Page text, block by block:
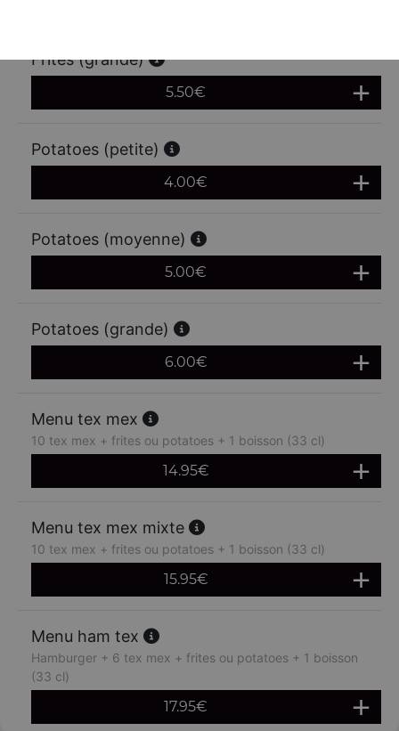
Frites (grande)
5.50€
Potatoes (petite)
4.00€
Potatoes (moyenne)
5.00€
Potatoes (grande)
6.00€
Menu tex mex
10 tex mex + frites ou potatoes + 1 boisson (33 cl)
14.95€
Menu tex mex mixte
10 tex mex + frites ou potatoes + 1 boisson (33 cl)
15.95€
Menu ham tex
Hamburger + 6 tex mex + frites ou potatoes + 1 boisson
(33 cl)
17.95€